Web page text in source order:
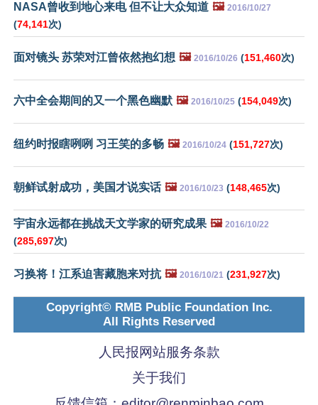
NASA曾收到地心来电 但不让大众知道 🖼️ 2016/10/27
(74,141次)
面对镜头 苏荣对江曾依然抱幻想 🖼️ 2016/10/26 (151,460次)
六中全会期间的又一个黑色幽默 🖼️ 2016/10/25 (154,049次)
纽约时报瞎咧咧 习王笑的多畅 🖼️ 2016/10/24 (151,727次)
朝鲜试射成功，美国才说实话 🖼️ 2016/10/23 (148,465次)
宇宙永远都在挑战天文学家的研究成果 🖼️ 2016/10/22
(285,697次)
习换将！江系迫害藏胞来对抗 🖼️ 2016/10/21 (231,927次)
Copyright© RMB Public Foundation Inc.
All Rights Reserved
人民报网站服务条款
关于我们